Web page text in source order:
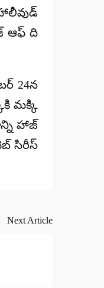
ఆఫ్ ది
24న
మక్కి
హాజ్
సిరీస్
Next Article